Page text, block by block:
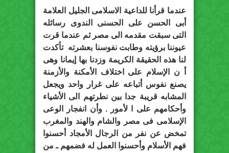
عندما قرأنا للداعية الاسلامى الجليل العلامة
أبى الحسن على الحسنى الندوى رسائله
التى سبقت مقدمه الى مصر ثم عندما قرت
عيوننا برؤيته وطابت نفوسنا بعشرته تأكدت
لنا هذه الحقيقة الكريمة وزدنا بها إيمانا وهى
أ ن الإسلام على اختلاف الأمكنة والأزمنة
يصنع نفوس أتباعه على غرار واحد ويجعل
المشابه قريبة جدا بين نطرتهم الى الأشياء
وأحكامهم على ا لأمور . وأن انفجار الوعى
الإسلامى فى مصر والشام والهند والمغرب
تمخض عن نفر من الرجال الأمجاد أحسنوا
فهم الأسلام وأحسنوا العمل له فضمهم ـ من